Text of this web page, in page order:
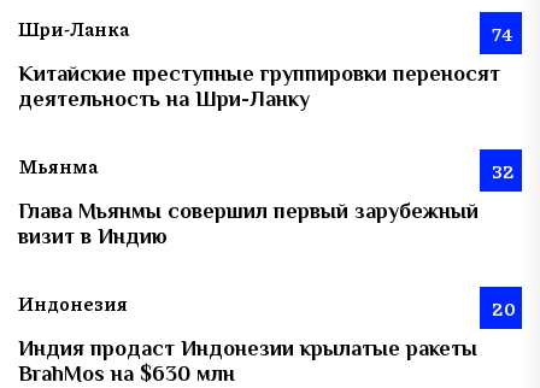
Шри-Ланка 74
Китайские преступные группировки переносят
деятельность на Шри-Ланку
Мьянма 32
Глава Мьянмы совершил первый зарубежный
визит в Индию
Индонезия 20
Индия продаст Индонезии крылатые ракеты
BrahMos на $630 млн